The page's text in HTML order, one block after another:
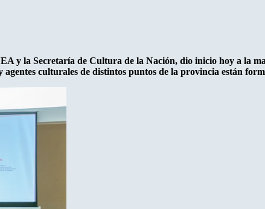
y la Secretaría de Cultura de la Nación, dio inicio hoy a la
culturales de distintos puntos de la provincia están